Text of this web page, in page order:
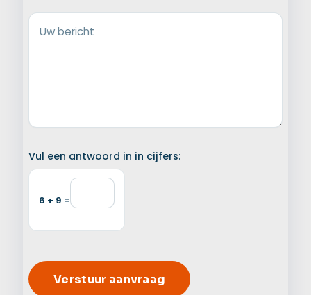
Uw bericht
Vul een antwoord in in cijfers:
6 + 9 =